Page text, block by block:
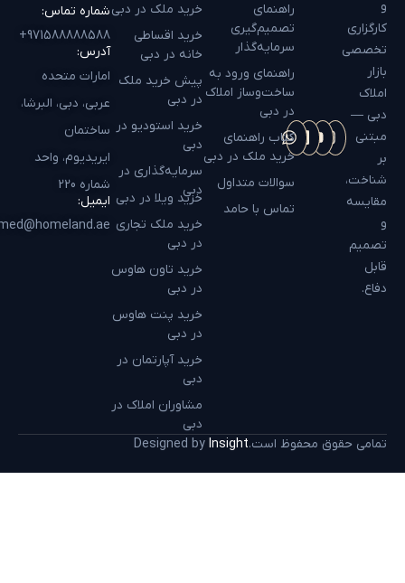
کارگزاری
تخصصی
بازار
املاک
دبی —
مبتنی
شناخت،
مقایسه
تصمیم
قابل
دفاع.
راهنمای
تصمیم‌گیری
سرمایه‌گذار
راهنمای ورود به
ساخت‌وساز املاک
در دبی
کتاب راهنمای
خرید ملک در دبی
سوالات متداول
تماس با حامد
خرید ملک در دبی
خرید اقساطی
خانه در دبی
پیش خرید ملک
در دبی
خرید استودیو در
دبی
سرمایه‌گذاری در
دبیخرید ویلا در دبی
خرید ملک تجاری
در دبی
خرید تاون هاوس
در دبی
خرید پنت هاوس
در دبی
خرید آپارتمان در
دبی
مشاوران املاک در
دبی
شماره تماس:
971588888588+
آدرس:
امارات متحده
عربی، دبی، البرشا،
ساختمان
ایریدیوم، واحد
شماره 220
ایمیل:
hamed@homeland.ae
تمامی حقوق محفوظ است. Designed byInsight